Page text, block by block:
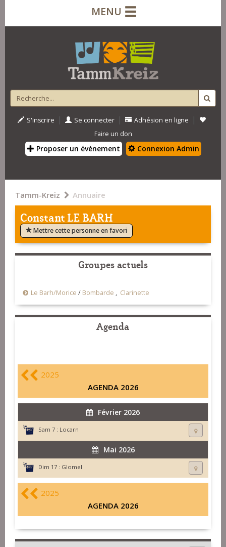
MENU
S'inscrire | Se connecter | Adhésion en ligne |
Faire un don
Proposer un évènement Connexion Admin
Tamm-Kreiz Annuaire
Constant LE BARH
Mettre cette personne en favori
Groupes actuels
Le Barh/Morice / Bombarde , Clarinette
Agenda
2025
AGENDA 2026
Février 2026
Sam 7 : Locarn
Mai 2026
Dim 17 : Glomel
2025
AGENDA 2026